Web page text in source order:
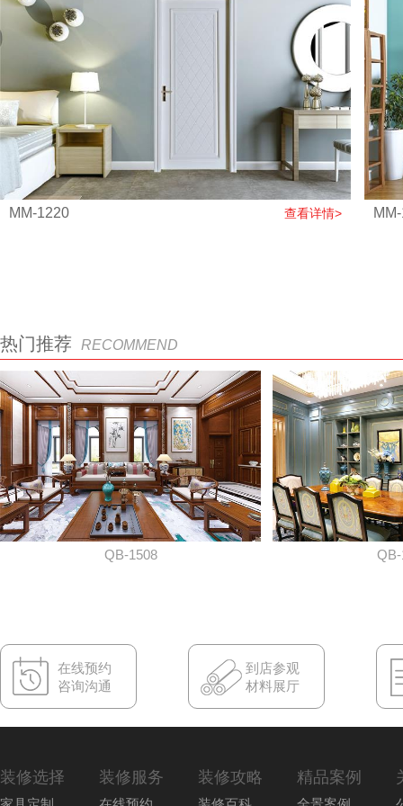
MM-1220 查看详情>
热门推荐 RECOMMEND
QB-1508
在线预约
咨询沟通
到店参观
材料展厅
装修选择 装修服务 装修攻略 精品案例